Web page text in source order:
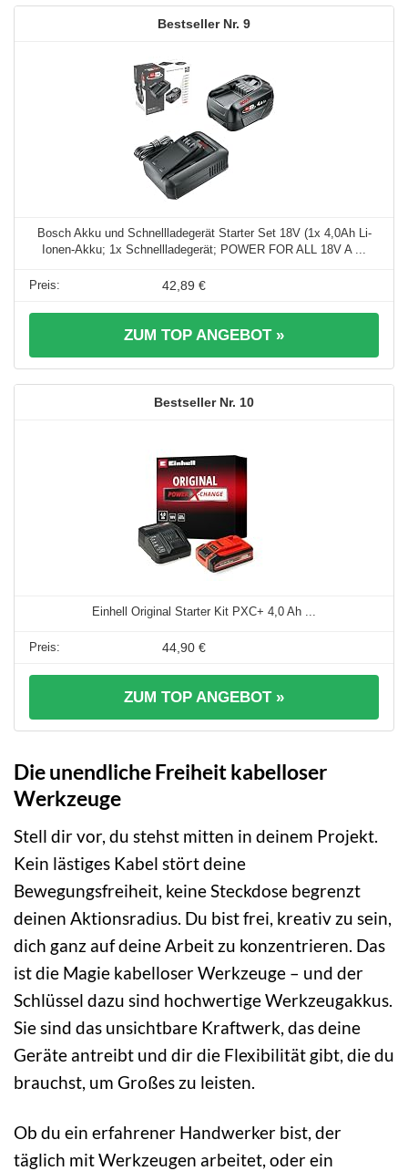
9
Bosch Akku und Schnellladegerät Starter Set 18V (1x 4,0Ah Li-
Ionen-Akku; 1x Schnellladegerät; POWER FOR ALL 18V A ...
42,89 €
ZUM TOP ANGEBOT »
10
Einhell Original Starter Kit PXC+ 4,0 Ah ...
44,90 €
ZUM TOP ANGEBOT »
Die unendliche Freiheit kabelloser
Werkzeuge
Stell dir vor, du stehst mitten in deinem Projekt.
Kein lästiges Kabel stört deine
Bewegungsfreiheit, keine Steckdose begrenzt
deinen Aktionsradius. Du bist frei, kreativ zu sein,
dich ganz auf deine Arbeit zu konzentrieren. Das
ist die Magie kabelloser Werkzeuge – und der
Schlüssel dazu sind hochwertige Werkzeugakkus.
Sie sind das unsichtbare Kraftwerk, das deine
Geräte antreibt und dir die Flexibilität gibt, die du
brauchst, um Großes zu leisten.
Ob du ein erfahrener Handwerker bist, der
täglich mit Werkzeugen arbeitet, oder ein